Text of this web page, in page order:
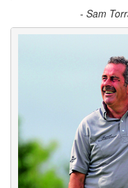
- Sam